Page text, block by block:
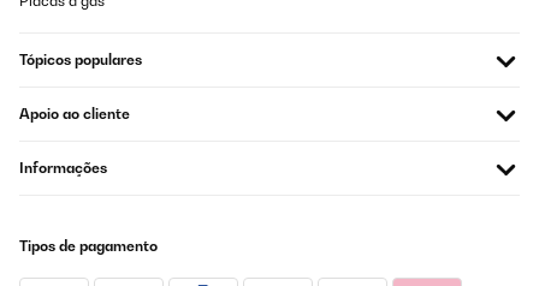
Tópicos populares
Apoio ao cliente
Informações
Tipos de pagamento